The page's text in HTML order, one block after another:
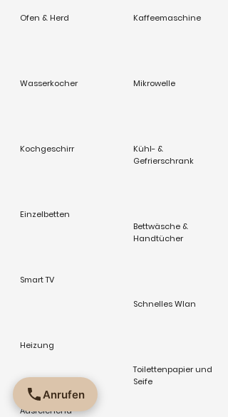
Anrufen
Ofen & Herd
Wasserkocher
Kochgeschirr
Einzelbetten
Smart TV
Heizung
Ausreichend
Kaffeemaschine
Mikrowelle
Kühl- &
Gefrierschrank
Bettwäsche &
Handtücher
Schnelles Wlan
Toilettenpapier und
Seife